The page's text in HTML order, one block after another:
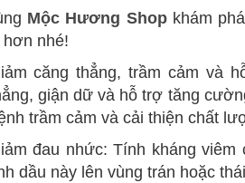
Mộc Hương Shopkhám
nhé!
căng thẳng, trầm cảm và
giận dữ và hỗ trợ tăng
trầm cảm và cải thiện chất
đau nhức: Tính kháng viêm
dầu này lên vùng trán hoặc